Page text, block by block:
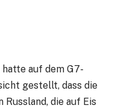
auf dem G7-
gestellt, dass die
Russland, die auf Eis